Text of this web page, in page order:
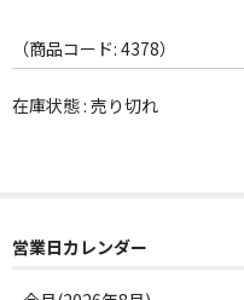
WORLD
その他
Webのみ no.1
（商品コード: 4378）
在庫状態 : 売り切れ
営業日カレンダー